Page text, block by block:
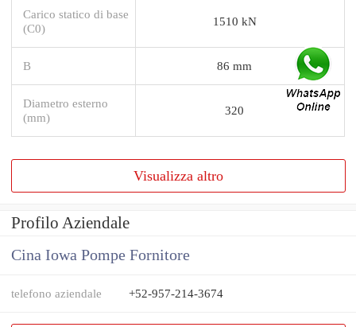
Carico statico di base
(C0)
1510 kN
B 86 mm
Diametro esterno
(mm)
320
Visualizza altro
Profilo Aziendale
Cina Iowa Pompe Fornitore
telefono aziendale +52-957-214-3674